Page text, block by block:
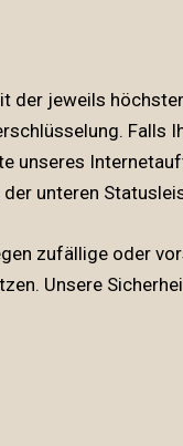
der jeweils
Falls
unseres
unteren
zufällige oder
Unsere